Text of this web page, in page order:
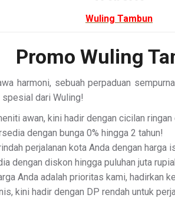
Wuling Tambun
Promo Wuling
harmoni, sebuah perpaduan
spesial dari Wuling!
awan, kini hadir dengan cicilan ringan
dengan bunga 0% hingga 2 tahun!
perjalanan kota Anda dengan harga
dengan diskon hingga puluhan juta
Anda adalah prioritas kami, hadirkan
kini hadir dengan DP rendah untuk